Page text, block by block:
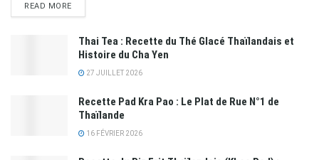
READ MORE
Thai Tea : Recette du Thé Glacé Thaïlandais et
Histoire du Cha Yen
27 JUILLET 2026
Recette Pad Kra Pao : Le Plat de Rue N°1 de
Thaïlande
16 FÉVRIER 2026